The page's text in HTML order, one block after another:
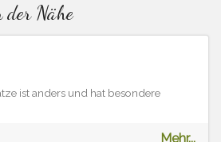
der Nähe
ist anders und hat besondere
Mehr...